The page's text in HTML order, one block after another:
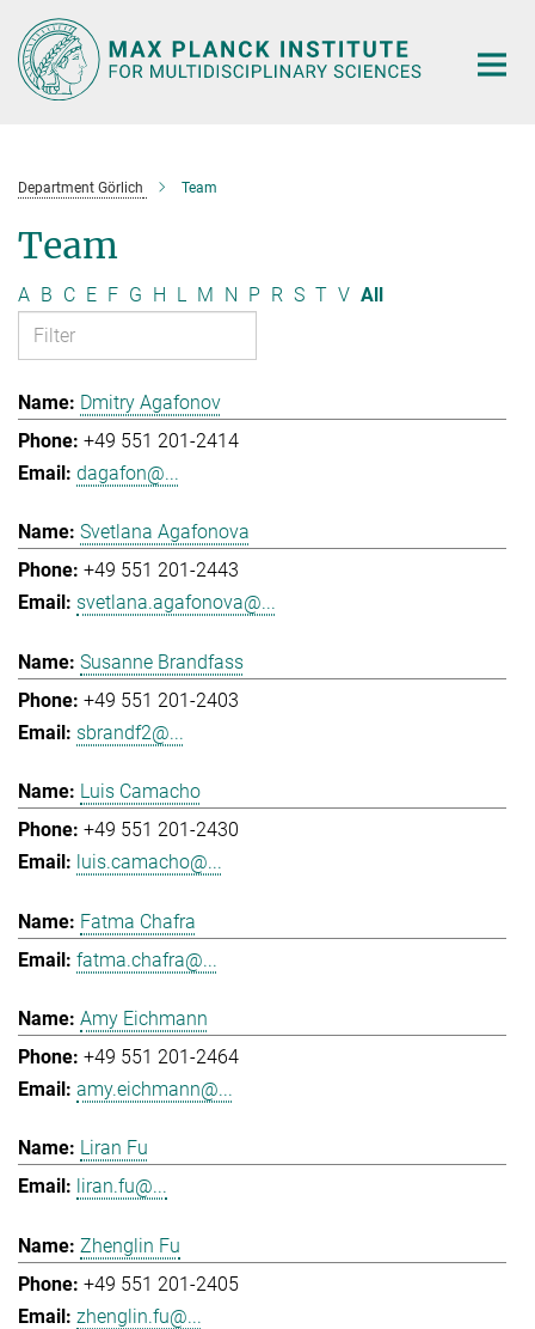
Main-
Content
Department Görlich Team
Team
A B C E F G H L M N P R S T V All
Dmitry Agafonov
+49 551 201-2414
dagafon@...
Svetlana Agafonova
+49 551 201-2443
svetlana.agafonova@...
Susanne Brandfass
+49 551 201-2403
sbrandf2@...
Luis Camacho
+49 551 201-2430
luis.camacho@...
Fatma Chafra
fatma.chafra@...
Amy Eichmann
+49 551 201-2464
amy.eichmann@...
Liran Fu
liran.fu@...
Zhenglin Fu
+49 551 201-2405
zhenglin.fu@...